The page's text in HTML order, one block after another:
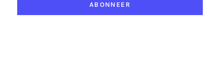
ABONNEER